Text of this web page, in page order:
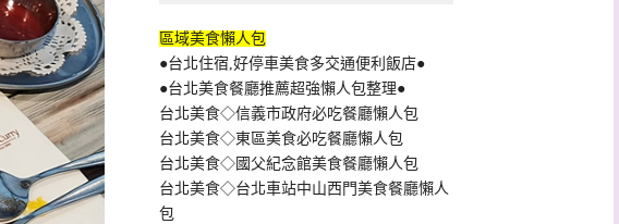
區域美食懶人包
●台北住宿,好停車美食多交通便利飯店●
●台北美食餐廳推薦超強懶人包整理●
台北美食◇信義市政府必吃餐廳懶人包
台北美食◇東區美食必吃餐廳懶人包
台北美食◇國父紀念館美食餐廳懶人包
台北美食◇台北車站中山西門美食餐廳懶人
包